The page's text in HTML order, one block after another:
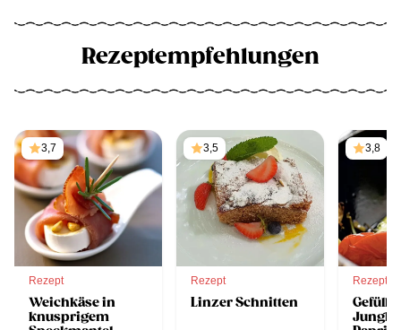
Rezeptempfehlungen
3,7
Rezept
Weichkäse in
knusprigem
3,5
Rezept
Linzer Schnitten
3,8
Rezept